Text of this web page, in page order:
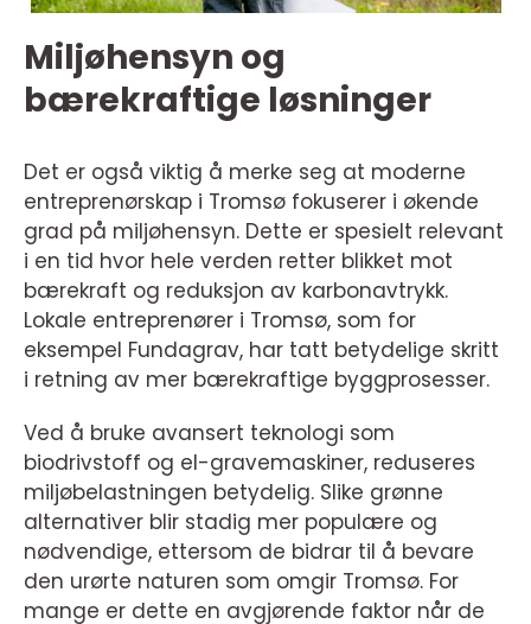
Miljøhensyn og
bærekraftige løsninger
Det er også viktig å merke seg at moderne
entreprenørskap i Tromsø fokuserer i økende
grad på miljøhensyn. Dette er spesielt relevant
i en tid hvor hele verden retter blikket mot
bærekraft og reduksjon av karbonavtrykk.
Lokale entreprenører i Tromsø, som for
eksempel Fundagrav, har tatt betydelige skritt
i retning av mer bærekraftige byggprosesser.
Ved å bruke avansert teknologi som
biodrivstoff og el-gravemaskiner, reduseres
miljøbelastningen betydelig. Slike grønne
alternativer blir stadig mer populære og
nødvendige, ettersom de bidrar til å bevare
den urørte naturen som omgir Tromsø. For
mange er dette en avgjørende faktor når de